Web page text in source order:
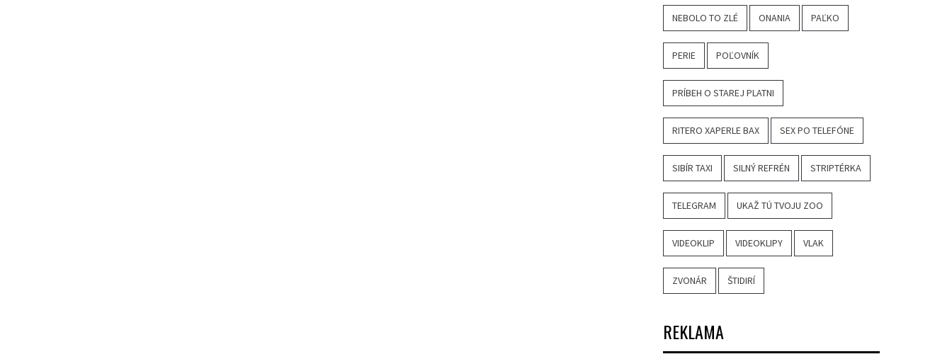
NEBOLO TO ZLÉ ONANIA PAĽKO
PERIE POĽOVNÍK
PRÍBEH O STAREJ PLATNI
RITERO XAPERLE BAX SEX PO TELEFÓNE
SIBÍR TAXI SILNÝ REFRÉN STRIPTÉRKA
TELEGRAM UKAŽ TÚ TVOJU ZOO
VIDEOKLIP VIDEOKLIPY VLAK
ZVONÁR ŠTIDIRÍ
REKLAMA